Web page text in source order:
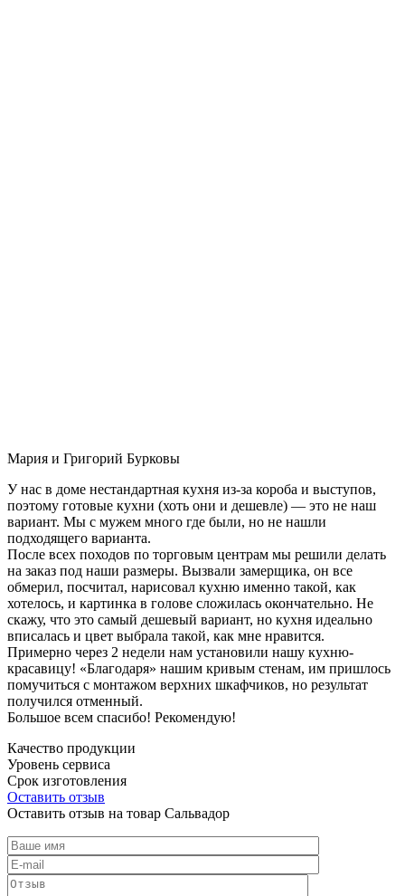
Мария и Григорий Бурковы
У нас в доме нестандартная кухня из-за короба и выступов,
поэтому готовые кухни (хоть они и дешевле) — это не наш
вариант. Мы с мужем много где были, но не нашли
подходящего варианта.
После всех походов по торговым центрам мы решили делать
на заказ под наши размеры. Вызвали замерщика, он все
обмерил, посчитал, нарисовал кухню именно такой, как
хотелось, и картинка в голове сложилась окончательно. Не
скажу, что это самый дешевый вариант, но кухня идеально
вписалась и цвет выбрала такой, как мне нравится.
Примерно через 2 недели нам установили нашу кухню-
красавицу! «Благодаря» нашим кривым стенам, им пришлось
помучиться с монтажом верхних шкафчиков, но результат
получился отменный.
Большое всем спасибо! Рекомендую!
Качество продукции
Уровень сервиса
Срок изготовления
Оставить отзыв
Оставить отзыв на товар Сальвадор